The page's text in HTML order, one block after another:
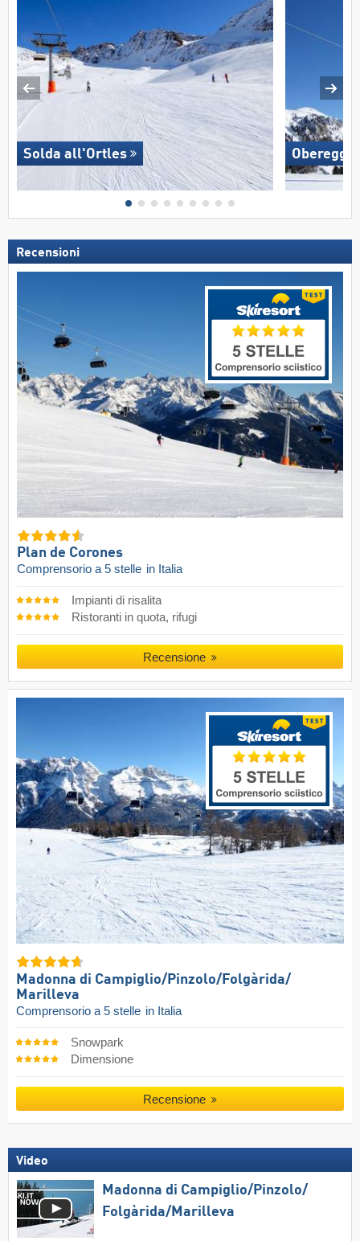
Solda all'Ortles
Recensioni
Plan de Corones
Comprensorio a 5 stelle in Italia
Impianti di risalita
Ristoranti in quota, rifugi
Recensione
Madonna di Campiglio/​Pinzolo/​Folgàrida/​
Marilleva
Comprensorio a 5 stelle in Italia
Snowpark
Dimensione
Recensione
Video
Madonna di Campiglio/​Pinzolo/​
Folgàrida/​Marilleva